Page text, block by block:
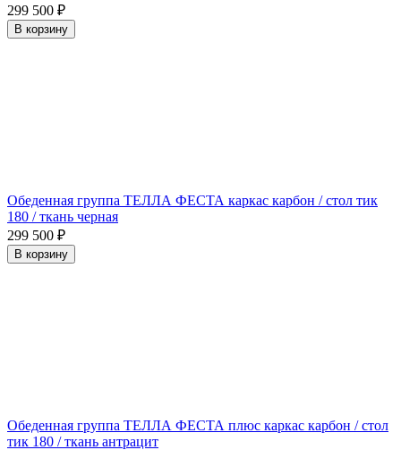
299 500 ₽
В корзину
Обеденная группа ТЕЛЛА ФЕСТА каркас карбон / стол тик
180 / ткань черная
299 500 ₽
В корзину
Обеденная группа ТЕЛЛА ФЕСТА плюс каркас карбон / стол
тик 180 / ткань антрацит